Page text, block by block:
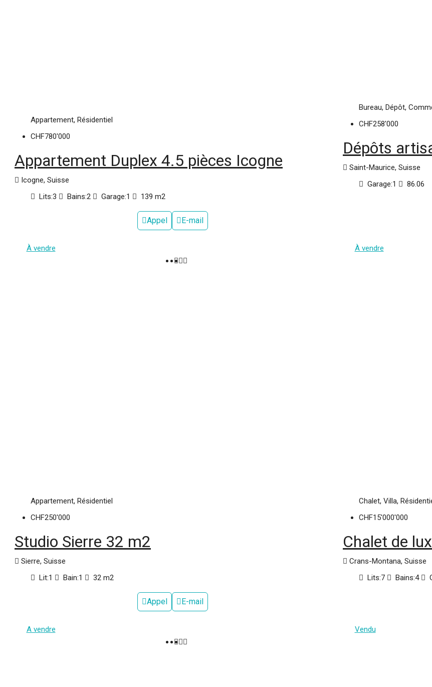
Appartement, Résidentiel
CHF780'000
Appartement Duplex 4.5 pièces Icogne
Icogne, Suisse
Lits:3 Bains:2 Garage:1 139 m2
Appel E-mail
Bureau, Dépôt,
CHF258'000
Dépôts
Saint-Maurice, Suisse
Garage:1 86.06
À vendre
Appartement, Résidentiel
CHF250'000
Studio Sierre 32 m2
Sierre, Suisse
Lit:1 Bain:1 32 m2
Appel E-mail
À vendre
Chalet, Villa,
CHF15'000'000
Chalet de
Crans-Montana, Suisse
Lits:7 Bains:4
A vendre Vendu